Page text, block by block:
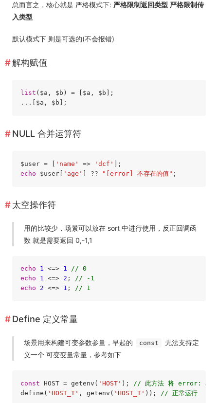
总而言之，核心就是 严格模式下: 严格限制返回类型 严格限制传
入类型
默认模式下 则是可选的(不会报错)
解构赋值
list ($a, $b) = [$a, $b];
NULL 合并运算符
$user = [ 'name' => 'dcf'
echo $user[ 'age' ] ?? "[error] 不存在的值"
太空操作符
用的比较少，场景可以放在 sort 中进行使用，反正回调函
数 就是需要返回 0,-1,1
echo 1 <=> 1
// 0
echo
1 <=> 2 ; // -1
echo
2 <=> 1 ; // 1
Define 定义常量
场景用来构建可变参数参量，早起的 const
无法支持定
义一个 可变变量常量，参考如下
const HOST = getenv( 'HOST' ); // 此方法 将 error: 表达
define( 'HOST_T' , getenv( 'HOST_T' )); // 正常运行